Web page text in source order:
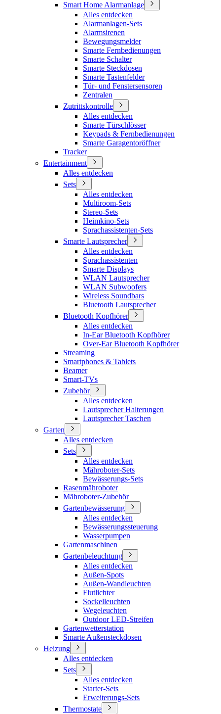
Smart Home Alarmanlage
Alles entdecken
Alarmanlagen-Sets
Alarmsirenen
Bewegungsmelder
Smarte Fernbedienungen
Smarte Schalter
Smarte Steckdosen
Smarte Tastenfelder
Tür- und Fenstersensoren
Zentralen
Zutrittskontrolle
Alles entdecken
Smarte Türschlösser
Keypads & Fernbedienungen
Smarte Garagentoröffner
Tracker
Entertainment
Alles entdecken
Sets
Alles entdecken
Multiroom-Sets
Stereo-Sets
Heimkino-Sets
Sprachassistenten-Sets
Smarte Lautsprecher
Alles entdecken
Sprachassistenten
Smarte Displays
WLAN Lautsprecher
WLAN Subwoofers
Wireless Soundbars
Bluetooth Lautsprecher
Bluetooth Kopfhörer
Alles entdecken
In-Ear Bluetooth Kopfhörer
Over-Ear Bluetooth Kopfhörer
Streaming
Smartphones & Tablets
Beamer
Smart-TVs
Zubehör
Alles entdecken
Lautsprecher Halterungen
Lautsprecher Taschen
Garten
Alles entdecken
Sets
Alles entdecken
Mähroboter-Sets
Bewässerungs-Sets
Rasenmähroboter
Mähroboter-Zubehör
Gartenbewässerung
Alles entdecken
Bewässerungssteuerung
Wasserpumpen
Gartenmaschinen
Gartenbeleuchtung
Alles entdecken
Außen-Spots
Außen-Wandleuchten
Flutlichter
Sockelleuchten
Wegeleuchten
Outdoor LED-Streifen
Gartenwetterstation
Smarte Außensteckdosen
Heizung
Alles entdecken
Sets
Alles entdecken
Starter-Sets
Erweiterungs-Sets
Thermostate